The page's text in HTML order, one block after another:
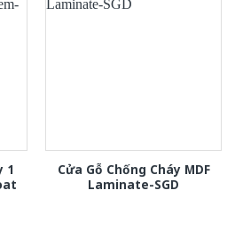
1
Cửa Gỗ Chống Cháy MDF
Laminate-SGD